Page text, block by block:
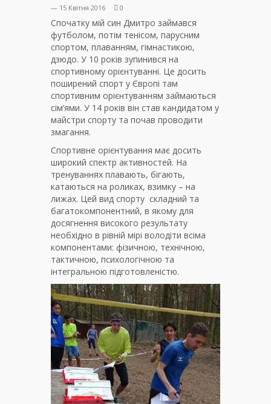
— 15 Квітня 2016 0
Спочатку мій син Дмитро займався
футболом, потім тенісом, парусним
спортом, плаванням, гімнастикою,
дзюдо. У 10 років зупинився на
спортивному орієнтуванні. Це досить
поширений спорт у Європі там
спортивним орієнтуванням займаються
сім’ями. У 14 років він став кандидатом у
майстри спорту та почав проводити
змагання.
Спортивне орієнтування має досить
широкий спектр активностей. На
тренуваннях плавають, бігають,
катаються на роликах, взимку – на
лижах. Цей вид спорту складний та
багатокомпонентний, в якому для
досягнення високого результату
необхідно в рівній мірі володіти всіма
компонентами: фізичною, технічною,
тактичною, психологічною та
інтегральною підготовленістю.